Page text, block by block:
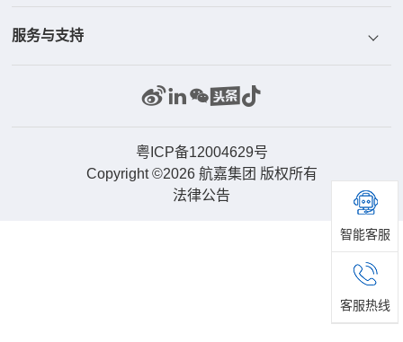
航嘉研发
显示器
工控与安防
新闻中心
服务与支持
粤ICP备12004629号
Copyright ©2026 航嘉集团 版权所有
法律公告
智能客服
客服热线